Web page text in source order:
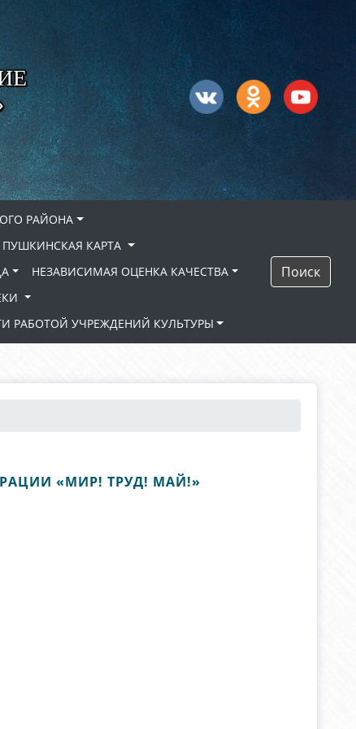
РАЙОНА
ПУШКИНСКАЯ КАРТА
НЕЗАВИСИМАЯ ОЦЕНКА КАЧЕСТВА
РАБОТОЙ УЧРЕЖДЕНИЙ КУЛЬТУРЫ
Поиск
«МИР! ТРУД! МАЙ!»